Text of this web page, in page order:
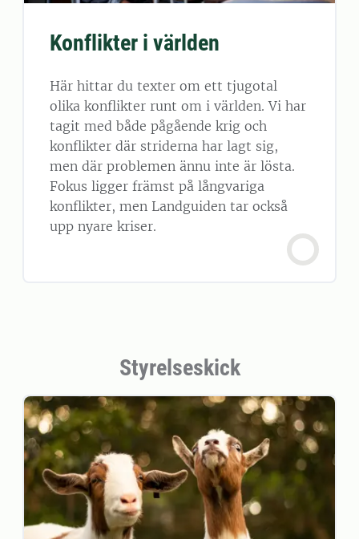
Konflikter i världen
Här hittar du texter om ett tjugotal
olika konflikter runt om i världen. Vi har
tagit med både pågående krig och
konflikter där striderna har lagt sig,
men där problemen ännu inte är lösta.
Fokus ligger främst på långvariga
konflikter, men Landguiden tar också
upp nyare kriser.
Styrelseskick